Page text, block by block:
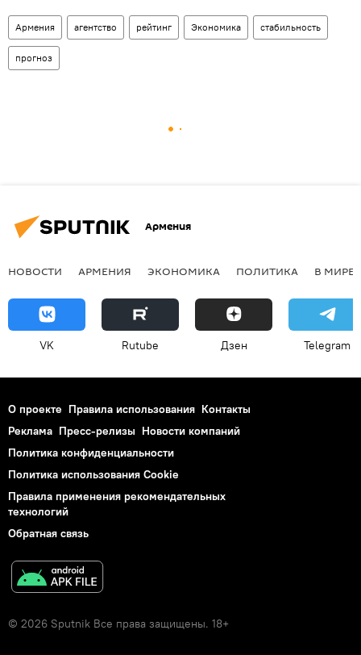
Армения агентство рейтинг Экономика стабильность
прогноз
Армения
НОВОСТИ АРМЕНИЯ ЭКОНОМИКА ПОЛИТИКА В МИРЕ
VK Rutube Дзен Telegram
О проекте Правила использования Контакты
Реклама Пресс-релизы Новости компаний
Политика конфиденциальности
Политика использования Cookie
Правила применения рекомендательных
технологий
Обратная связь
© 2026 Sputnik Все права защищены. 18+